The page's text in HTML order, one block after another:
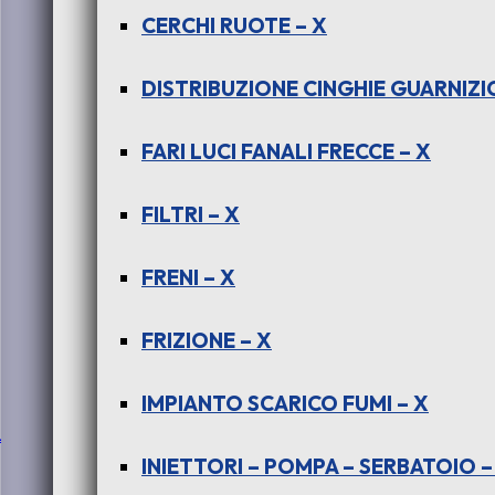
CERCHI RUOTE – X
DISTRIBUZIONE CINGHIE
FARI LUCI FANALI FRECCE – X
FILTRI – X
FRENI – X
FRIZIONE – X
IMPIANTO SCARICO FUMI – X
INIETTORI – POMPA – SERBATOIO